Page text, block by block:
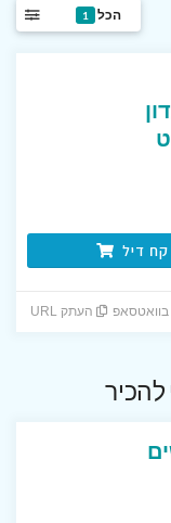
הכל 1
קח דיל
בוואטסאפ העתק URL
להכיר